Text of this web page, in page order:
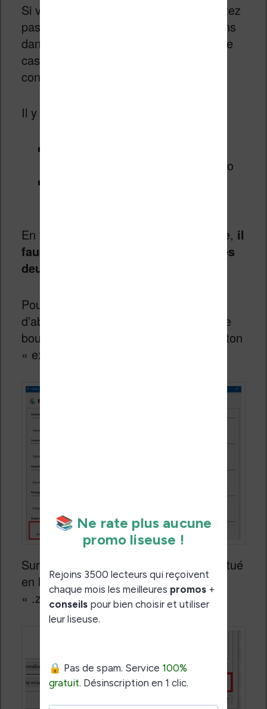
Si vous lisez l’anglais technique, n’hésitez
pas une seconde et lisez les explications
dans les fichiers TXT ! Si ce n’est pas le
cas et bien vous allez devoir me faire
confiance…
Il y a donc deux plugins :
enlever les DRM des ebooks Kobo
En fonction de ce que vous voulez faire, il
faudra donc installer un plugin ou les
deux pour que cela fonctionne
Pour installer un plugin, lancez tout
d’abord le logiciel Calibre. Cliquez sur le
bouton « préférences » puis sur le bouton
« extensions » :
Sur l’écran suivant, utilisez le bouton situé
en bas à droite pour charger le fichier
« .zip » du plugin :